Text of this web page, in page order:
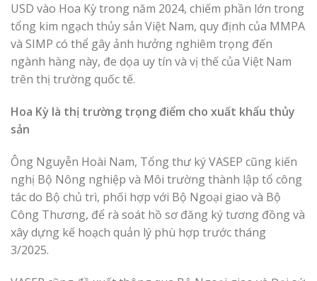
USD vào Hoa Kỳ trong năm 2024, chiếm phần lớn trong
tổng kim ngạch thủy sản Việt Nam, quy định của MMPA
và SIMP có thể gây ảnh hưởng nghiêm trọng đến
ngành hàng này, đe dọa uy tín và vị thế của Việt Nam
trên thị trường quốc tế.
Hoa Kỳ là thị trường trọng điểm cho xuất khẩu thủy
sản
Ông Nguyễn Hoài Nam, Tổng thư ký VASEP cũng kiến
nghị Bộ Nông nghiệp và Môi trường thành lập tổ công
tác do Bộ chủ trì, phối hợp với Bộ Ngoại giao và Bộ
Công Thương, để rà soát hồ sơ đăng ký tương đồng và
xây dựng kế hoạch quản lý phù hợp trước tháng
3/2025.